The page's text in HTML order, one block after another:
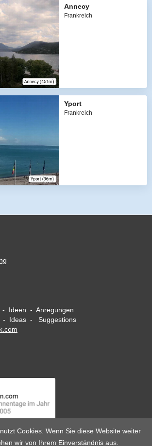
Annecy
Frankreich
Yport
Frankreich
- Ideen - Anregungen
- Ideas - Suggestions
Cookies. Wenn Sie diese Website weiter
wir von Ihrem Einverständnis aus.